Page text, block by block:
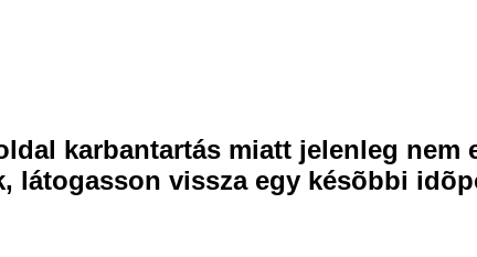
karbantartás miatt jelenleg nem
látogasson vissza egy késõbbi